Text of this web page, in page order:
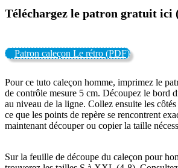
Téléchargez le patron gratuit ici
Patron caleçon Le rétro (PDF)
Pour ce tuto caleçon homme, imprimez le
de contrôle mesure 5 cm. Découpez le bord
au niveau de la ligne. Collez ensuite les
ce que les points de repère se rencontrent
maintenant découper ou copier la taille
Sur la feuille de découpe du caleçon pour